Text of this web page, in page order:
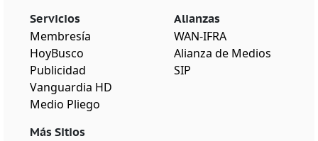
Servicios
Membresía
HoyBusco
Publicidad
Vanguardia HD
Medio Pliego
Más Sitios
Alianzas
WAN-IFRA
Alianza de Medios
SIP